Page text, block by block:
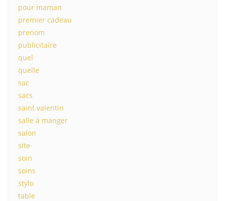
pour maman
premier cadeau
prenom
publicitaire
quel
quelle
sac
sacs
saint valentin
salle à manger
salon
site
soin
soins
stylo
table